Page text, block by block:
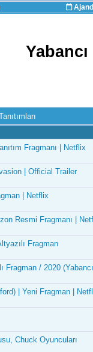
Yabancı
Fragmanı | Netflix
| Official Trailer
| Netflix
Resmi Fragmanı |
Fragman
Fragman / 2020
| Yeni Fragman |
Chuck Oyuncuları